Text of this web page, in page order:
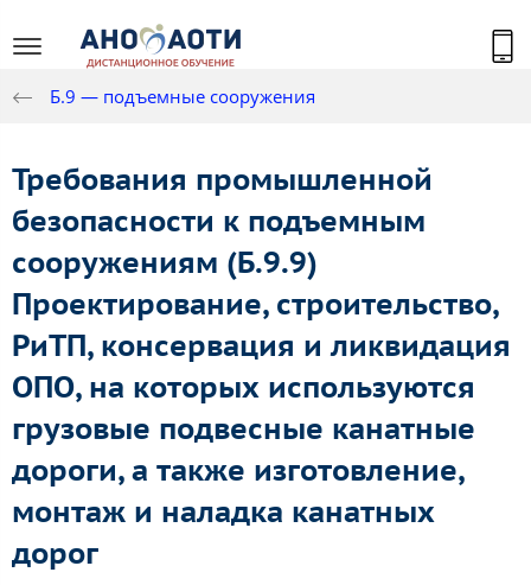
Б.9 — подъемные сооружения
Требования промышленной
безопасности к подъемным
сооружениям (Б.9.9)
Проектирование, строительство,
РиТП, консервация и ликвидация
ОПО, на которых используются
грузовые подвесные канатные
дороги, а также изготовление,
монтаж и наладка канатных
дорог